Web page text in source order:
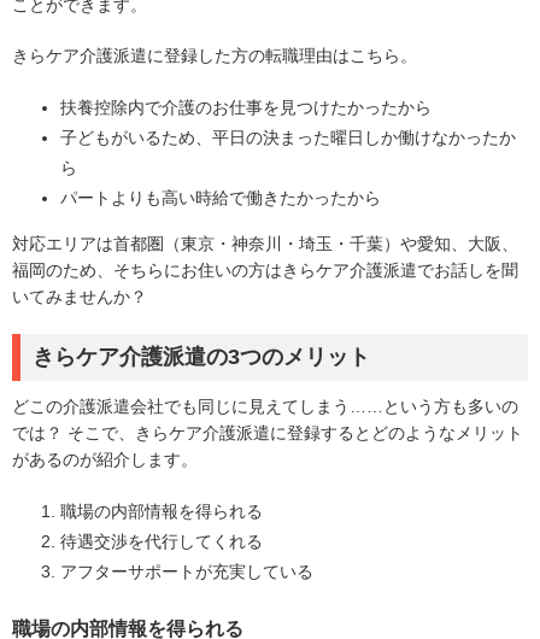
ことができます。
きらケア介護派遣に登録した方の転職理由はこちら。
扶養控除内で介護のお仕事を見つけたかったから
子どもがいるため、平日の決まった曜日しか働けなかったか
ら
パートよりも高い時給で働きたかったから
対応エリアは首都圏（東京・神奈川・埼玉・千葉）や愛知、大阪、
福岡のため、そちらにお住いの方はきらケア介護派遣でお話しを聞
いてみませんか？
きらケア介護派遣の3つのメリット
どこの介護派遣会社でも同じに見えてしまう……という方も多いの
では？ そこで、きらケア介護派遣に登録するとどのようなメリット
があるのが紹介します。
職場の内部情報を得られる
待遇交渉を代行してくれる
アフターサポートが充実している
職場の内部情報を得られる